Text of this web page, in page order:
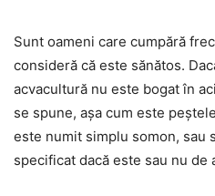
Sunt oameni care cumpără
consideră că este sănătos.
acvacultură nu este bogat în
se spune, așa cum este
este numit simplu somon, sau
specificat dacă este sau nu de